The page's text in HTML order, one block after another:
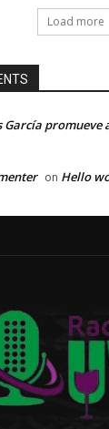
Load more
García promueve
on Hello